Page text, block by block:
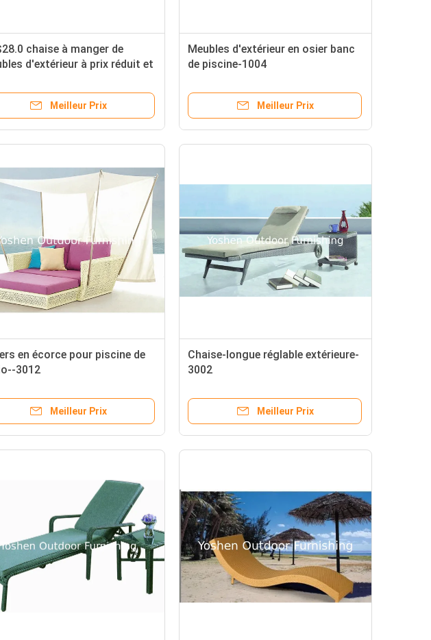
chaise à manger de
d'extérieur à prix réduit et
Meilleur Prix
Meubles d'extérieur en osier banc
de piscine-1004
Meilleur Prix
en écorce pour piscine de
3012
Meilleur Prix
Chaise-longue réglable extérieure-
3002
Meilleur Prix